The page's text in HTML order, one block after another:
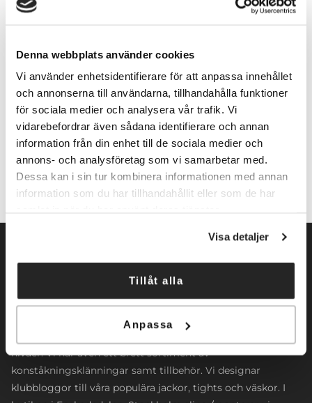
Denna webbplats använder cookies
Vi använder enhetsidentifierare för att anpassa innehållet
och annonserna till användarna, tillhandahålla funktioner
för sociala medier och analysera vår trafik. Vi
vidarebefordrar även sådana identifierare och annan
information från din enhet till de sociala medier och
annons- och analysföretag som vi samarbetar med.
Dessa kan i sin tur kombinera informationen med annan
information som du har tillhandahållit eller som de har
Visa detaljer
Tillåt alla
Anpassa
Lägg till i varukorg
Norrköpings Skateshop startade sin verksamhet 2009. Vi
inriktar oss främst mot konståkning. Företaget
nivåer. Vi har även ett brett sortiment av
konståkningsklänningar samt tillbehör. Vi designar
klubbloggor till våra populära jackor, tights och väskor. I